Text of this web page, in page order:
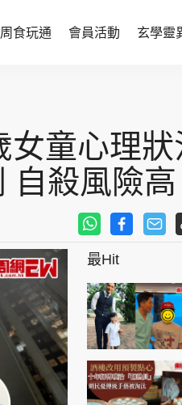
食玩通 會員活動 玄學靈
親子天地
與寵同行
明
責
玲
娛樂名人
文化藝術
時政財經
健康生活
童心理狀
殺風險高
最Hit